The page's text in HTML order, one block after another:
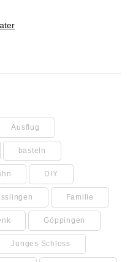
Ausflug
basteln
DIY
Familie
Göppingen
Junges Schloss